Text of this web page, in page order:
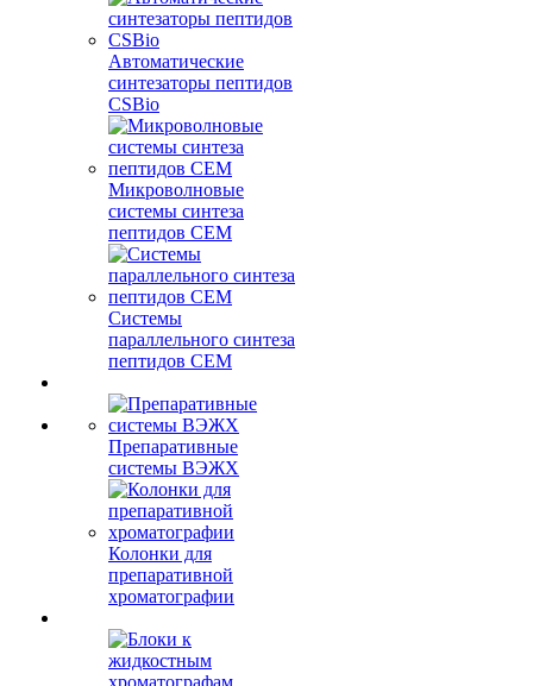
Автоматические
синтезаторы пептидов
CSBio
Микроволновые
системы синтеза
пептидов CEM
Системы
параллельного синтеза
пептидов CEM
Препаративные
системы ВЭЖХ
Колонки для
препаративной
хроматографии